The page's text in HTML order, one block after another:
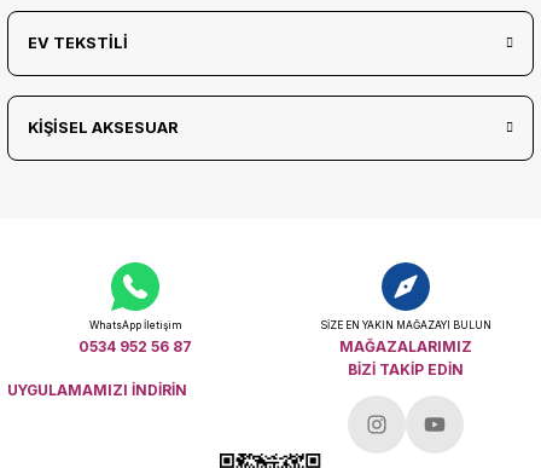
EV TEKSTİLİ
KİŞİSEL AKSESUAR
WhatsApp İletişim
0534 952 56 87
SİZE EN YAKIN MAĞAZAYI BULUN
MAĞAZALARIMIZ
UYGULAMAMIZI İNDİRİN
BİZİ TAKİP EDİN